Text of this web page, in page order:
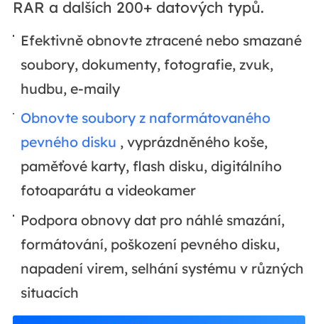
RAR a dalších 200+ datových typů.
Efektivně obnovte ztracené nebo smazané
soubory, dokumenty, fotografie, zvuk,
hudbu, e-maily
Obnovte soubory z naformátovaného
pevného disku , vyprázdněného koše,
paměťové karty, flash disku, digitálního
fotoaparátu a videokamer
Podpora obnovy dat pro náhlé smazání,
formátování, poškození pevného disku,
napadení virem, selhání systému v různých
situacích